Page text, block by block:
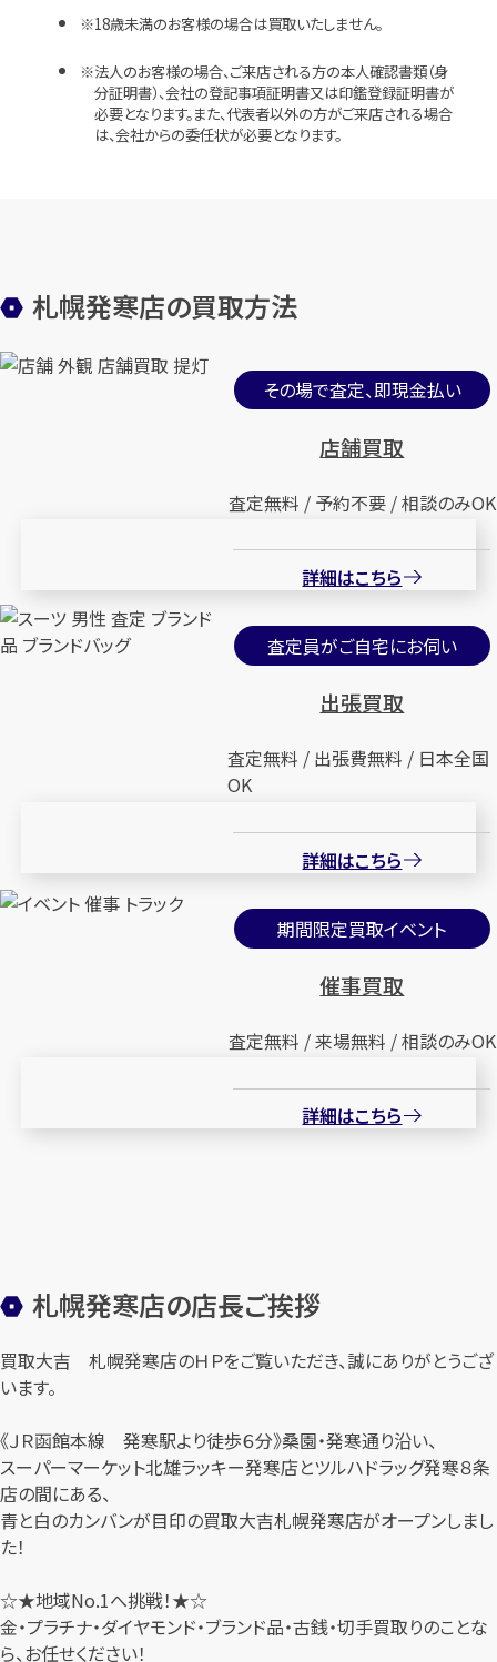
18歳未満のお客様の場合は買取いたしません。
法人のお客様の場合、ご来店される方の本人確認書類（身
分証明書）、会社の登記事項証明書又は印鑑登録証明書が
必要となります。また、代表者以外の方がご来店される場合
は、会社からの委任状が必要となります。
札幌発寒店の買取方法
その場で査定、即現金払い
店舗買取
査定無料 / 予約不要 / 相談のみOK
詳細はこちら
査定員がご自宅にお伺い
出張買取
査定無料 / 出張費無料 / 日本全国
OK
詳細はこちら
期間限定買取イベント
催事買取
査定無料 / 来場無料 / 相談のみOK
詳細はこちら
札幌発寒店の店長ご挨拶
買取大吉 札幌発寒店のＨＰをご覧いただき、誠にありがとうござ
います。
《ＪＲ函館本線 発寒駅より徒歩６分》桑園・発寒通り沿い、
スーパーマーケット北雄ラッキー発寒店とツルハドラッグ発寒８条
店の間にある、
青と白のカンバンが目印の買取大吉札幌発寒店がオープンしまし
た！
☆★地域No.1へ挑戦！★☆
金・プラチナ・ダイヤモンド・ブランド品・古銭・切手買取りのことな
ら、お任せください！